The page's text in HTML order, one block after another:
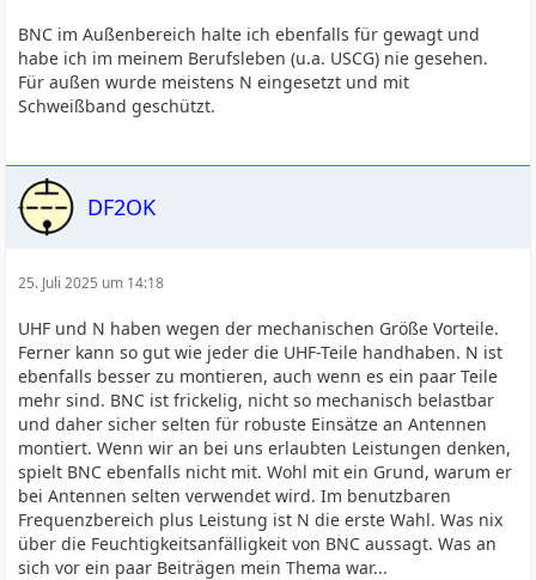
BNC im Außenbereich halte ich ebenfalls für gewagt und
habe ich im meinem Berufsleben (u.a. USCG) nie gesehen.
Für außen wurde meistens N eingesetzt und mit
Schweißband geschützt.
DF2OK
25. Juli 2025 um 14:18
UHF und N haben wegen der mechanischen Größe Vorteile.
Ferner kann so gut wie jeder die UHF-Teile handhaben. N ist
ebenfalls besser zu montieren, auch wenn es ein paar Teile
mehr sind. BNC ist frickelig, nicht so mechanisch belastbar
und daher sicher selten für robuste Einsätze an Antennen
montiert. Wenn wir an bei uns erlaubten Leistungen denken,
spielt BNC ebenfalls nicht mit. Wohl mit ein Grund, warum er
bei Antennen selten verwendet wird. Im benutzbaren
Frequenzbereich plus Leistung ist N die erste Wahl. Was nix
über die Feuchtigkeitsanfälligkeit von BNC aussagt. Was an
sich vor ein paar Beiträgen mein Thema war...